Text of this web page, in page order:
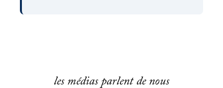
les médias parlent de nous